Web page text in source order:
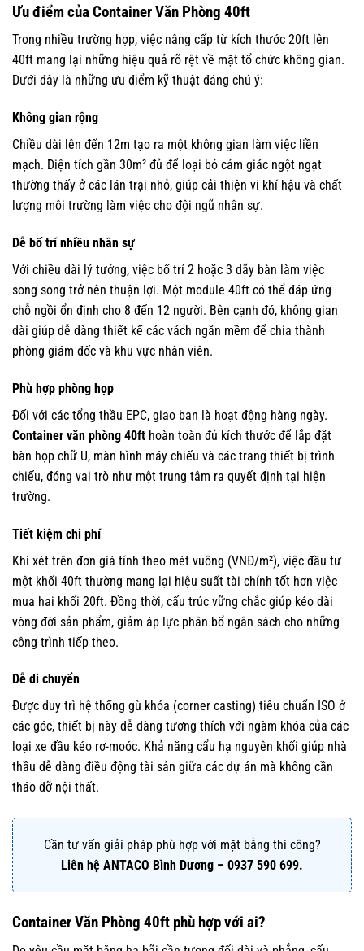
Ưu điểm của Container Văn Phòng 40ft
Trong nhiều trường hợp, việc nâng cấp từ kích thước 20ft lên
40ft mang lại những hiệu quả rõ rệt về mặt tổ chức không gian.
Dưới đây là những ưu điểm kỹ thuật đáng chú ý:
Không gian rộng
Chiều dài lên đến 12m tạo ra một không gian làm việc liền
mạch. Diện tích gần 30m² đủ để loại bỏ cảm giác ngột ngạt
thường thấy ở các lán trại nhỏ, giúp cải thiện vi khí hậu và chất
lượng môi trường làm việc cho đội ngũ nhân sự.
Dễ bố trí nhiều nhân sự
Với chiều dài lý tưởng, việc bố trí 2 hoặc 3 dãy bàn làm việc
song song trở nên thuận lợi. Một module 40ft có thể đáp ứng
chỗ ngồi ổn định cho 8 đến 12 người. Bên cạnh đó, không gian
dài giúp dễ dàng thiết kế các vách ngăn mềm để chia thành
phòng giám đốc và khu vực nhân viên.
Phù hợp phòng họp
Đối với các tổng thầu EPC, giao ban là hoạt động hàng ngày.
Container văn phòng 40ft hoàn toàn đủ kích thước để lắp đặt
bàn họp chữ U, màn hình máy chiếu và các trang thiết bị trình
chiếu, đóng vai trò như một trung tâm ra quyết định tại hiện
trường.
Tiết kiệm chi phí
Khi xét trên đơn giá tính theo mét vuông (VNĐ/m²), việc đầu tư
một khối 40ft thường mang lại hiệu suất tài chính tốt hơn việc
mua hai khối 20ft. Đồng thời, cấu trúc vững chắc giúp kéo dài
vòng đời sản phẩm, giảm áp lực phân bổ ngân sách cho những
công trình tiếp theo.
Dễ di chuyển
Được duy trì hệ thống gù khóa (corner casting) tiêu chuẩn ISO ở
các góc, thiết bị này dễ dàng tương thích với ngàm khóa của các
loại xe đầu kéo rơ-moóc. Khả năng cẩu hạ nguyên khối giúp nhà
thầu dễ dàng điều động tài sản giữa các dự án mà không cần
tháo dỡ nội thất.
Cần tư vấn giải pháp phù hợp với mặt bằng thi công?
Liên hệ ANTACO Bình Dương – 0937 590 699.
Container Văn Phòng 40ft phù hợp với ai?